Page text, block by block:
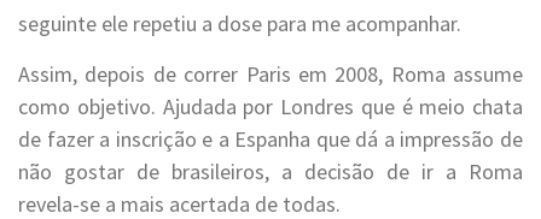
seguinte ele repetiu a dose para me acompanhar.
Assim, depois de correr Paris em 2008, Roma assume
como objetivo. Ajudada por Londres que é meio chata
de fazer a inscrição e a Espanha que dá a impressão de
não gostar de brasileiros, a decisão de ir a Roma
revela-se a mais acertada de todas.